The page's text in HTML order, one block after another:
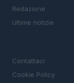
Redazione
Ultime notizie
Contattaci
Cookie Policy